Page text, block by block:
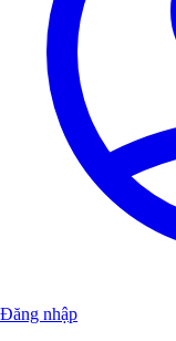
Đăng nhập